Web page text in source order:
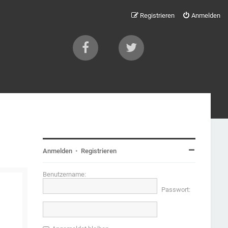
Anmelden
Registrieren
Anmelden • Registrieren
Benutzername:
Passwort: